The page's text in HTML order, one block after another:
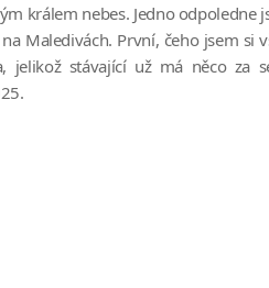
králem nebes. Jedno odpoledne
Maledivách. První, čeho jsem
jelikož stávající už má něco za